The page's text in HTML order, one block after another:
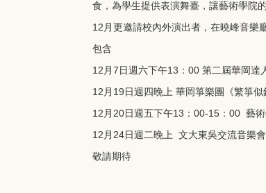
食，為學生提供表演舞臺，讓藝術學院
12月更邀請校內外演出者，在曉峰音樂
包含
12月7日週六下午13：00 第二屆華岡達
12月19日週四晚上 華岡箏樂團《繁箏似
12月20日週五下午13：00-15：00 藝
12月24日週二晚上 文大東吳交流音樂會
敬請期待